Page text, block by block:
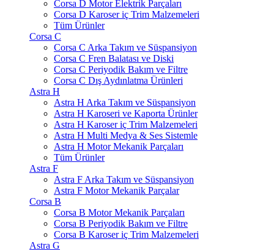
Corsa D Motor Elektrik Parçaları
Corsa D Karoser iç Trim Malzemeleri
Tüm Ürünler
Corsa C
Corsa C Arka Takım ve Süspansiyon
Corsa C Fren Balatası ve Diski
Corsa C Periyodik Bakım ve Filtre
Corsa C Dış Aydınlatma Ürünleri
Astra H
Astra H Arka Takım ve Süspansiyon
Astra H Karoseri ve Kaporta Ürünler
Astra H Karoser iç Trim Malzemeleri
Astra H Multi Medya & Ses Sistemle
Astra H Motor Mekanik Parçaları
Tüm Ürünler
Astra F
Astra F Arka Takım ve Süspansiyon
Astra F Motor Mekanik Parçalar
Corsa B
Corsa B Motor Mekanik Parçaları
Corsa B Periyodik Bakım ve Filtre
Corsa B Karoser iç Trim Malzemeleri
Astra G